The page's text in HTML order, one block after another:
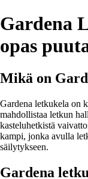
Gardena
opas
Mikä on
Gardena letkukela on
mahdollistaa letkun
kasteluhetkistä
kampi, jonka avulla
säilytykseen.
Gardena